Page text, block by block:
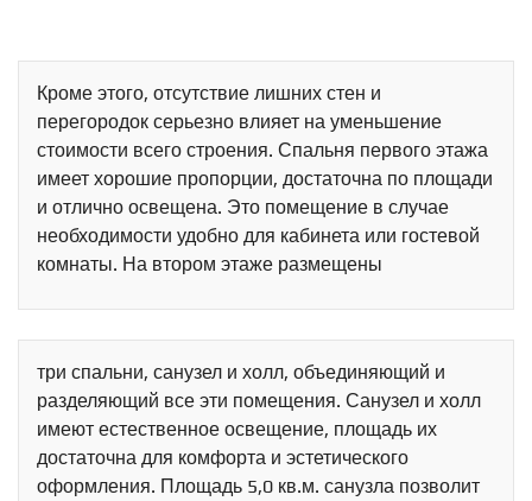
Кроме этого, отсутствие лишних стен и
перегородок серьезно влияет на уменьшение
стоимости всего строения. Спальня первого этажа
имеет хорошие пропорции, достаточна по площади
и отлично освещена. Это помещение в случае
необходимости удобно для кабинета или гостевой
комнаты. На втором этаже размещены
три спальни, санузел и холл, объединяющий и
разделяющий все эти помещения. Санузел и холл
имеют естественное освещение, площадь их
достаточна для комфорта и эстетического
оформления. Площадь 5,0 кв.м. санузла позволит